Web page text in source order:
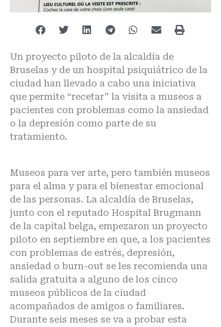
Un proyecto piloto de la alcaldía de
Bruselas y de un hospital psiquiátrico de la
ciudad han llevado a cabo una iniciativa
que permite “recetar” la visita a museos a
pacientes con problemas como la ansiedad
o la depresión como parte de su
tratamiento.
Museos para ver arte, pero también museos
para el alma y para el bienestar emocional
de las personas. La alcaldía de Bruselas,
junto con el reputado Hospital Brugmann
de la capital belga, empezaron un proyecto
piloto en septiembre en que, a los pacientes
con problemas de estrés, depresión,
ansiedad o burn-out se les recomienda una
salida gratuita a alguno de los cinco
museos públicos de la ciudad
acompañados de amigos o familiares.
Durante seis meses se va a probar esta